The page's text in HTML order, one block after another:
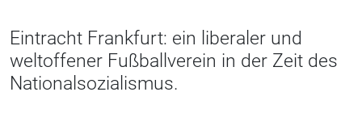
Eintracht Frankfurt: ein liberaler und
weltoffener Fußballverein in der Zeit des
Nationalsozialismus.